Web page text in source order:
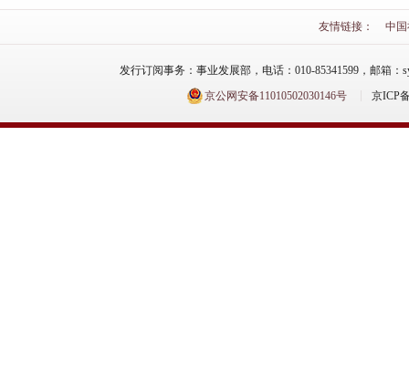
友情链接： 中
发行订阅事务：事业发展部，电话：010-85341599，邮箱：
京公网安备11010502030146号
京ICP